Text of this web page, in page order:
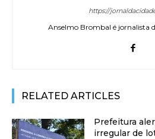
https://
Anselmo Brombal é jornalista
RELATED ARTICLES
Prefeitura
irregular de